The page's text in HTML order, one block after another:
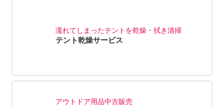
濡れてしまったテントを乾燥・拭き清掃
テント乾燥サービス
アウトドア用品中古販売